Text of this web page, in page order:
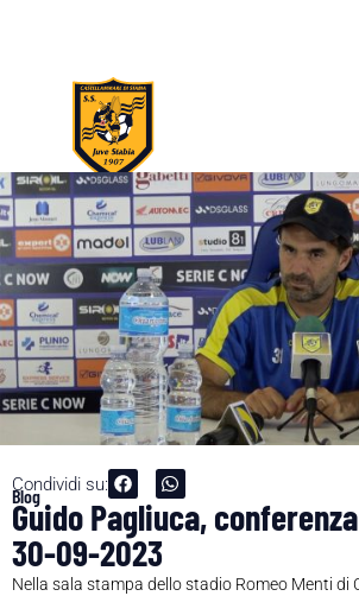
Condividi su:
Blog
Guido Pagliuca,
30-09-2023
Nella sala stampa dello stadio Romeo Menti di